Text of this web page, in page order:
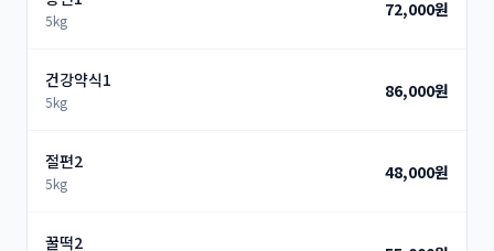
5kg
72,000원
건강약식1
5kg
86,000원
절편2
5kg
48,000원
꿀떡2